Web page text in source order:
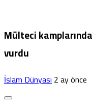
Mülteci
vurdu
İslam Dünyası2 ay önce